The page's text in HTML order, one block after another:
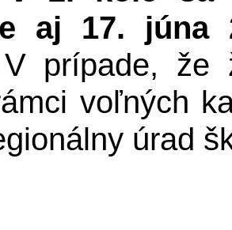
aj 17. júna
V prípade, že
voľných
úrad